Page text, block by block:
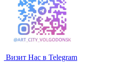
Визит Нас в Telegram